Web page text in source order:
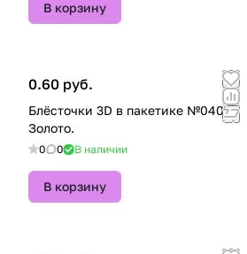
В корзину
0.60 руб.
Блёсточки 3D в пакетике №040T
Золото.
0 0 В наличии
В корзину